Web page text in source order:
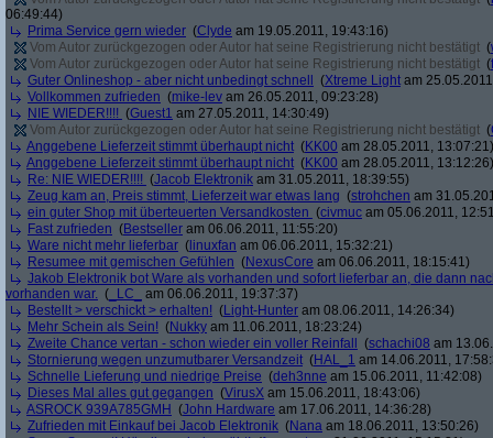
06:49:44)
Prima Service gern wieder (Clyde am 19.05.2011, 19:43:16)
Vom Autor zurückgezogen oder Autor hat seine Registrierung nicht bestätigt (
Vom Autor zurückgezogen oder Autor hat seine Registrierung nicht bestätigt (
Guter Onlineshop - aber nicht unbedingt schnell
(Xtreme Light am
Vollkommen zufrieden (mike-lev am 26.05.2011, 09:23:28)
NIE WIEDER!!!! (Guest1 am 27.05.2011, 14:30:49)
Vom Autor zurückgezogen oder Autor hat seine Registrierung nicht bestätigt (
Anggebene Lieferzeit stimmt überhaupt nicht (KK00 am 28.05.2011, 13:07:21)
Anggebene Lieferzeit stimmt überhaupt nicht (KK00 am 28.05.2011, 13:12:26)
Re: NIE WIEDER!!!! (Jacob Elektronik am 31.05.2011, 18:39:55)
Zeug kam an, Preis stimmt, Lieferzeit war etwas lang (strohchen am
ein guter Shop mit überteuerten Versandkosten (civmuc am 05.06.2011,
Fast zufrieden (Bestseller am 06.06.2011, 11:55:20)
Ware nicht mehr lieferbar ( linuxfan am 06.06.2011, 15:32:21)
Resumee mit gemischen Gefühlen (NexusCore am 06.06.2011, 18:15:41)
Jakob Elektronik bot Ware als vorhanden und sofort lieferbar an, die dann
vorhanden war. ( _LC_
am 06.06.2011, 19:37:37)
Bestellt > verschickt > erhalten! (Light-Hunter am 08.06.2011, 14:26:34)
Mehr Schein als Sein! (Nukky am 11.06.2011, 18:23:24)
Zweite Chance vertan - schon wieder ein voller Reinfall
(schachi08 am
Stornierung wegen unzumutbarer Versandzeit (HAL_1 am 14.06.2011,
Schnelle Lieferung und niedrige Preise (deh3nne am 15.06.2011, 11:42:08)
Dieses Mal alles gut gegangen (VirusX am 15.06.2011, 18:43:06)
ASROCK 939A785GMH (John Hardware am 17.06.2011, 14:36:28)
Zufrieden mit Einkauf bei Jacob Elektronik (Nana am 18.06.2011, 13:50:26)